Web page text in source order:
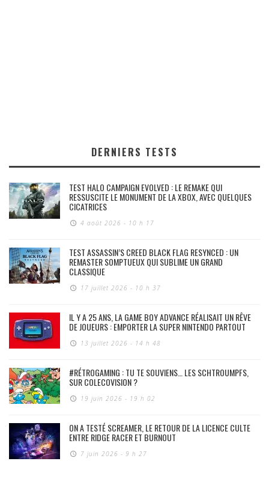
DERNIERS TESTS
TEST HALO CAMPAIGN EVOLVED : LE REMAKE QUI
RESSUSCITE LE MONUMENT DE LA XBOX, AVEC QUELQUES
CICATRICES
4 août 2026 - 10 h 17
TEST ASSASSIN’S CREED BLACK FLAG RESYNCED : UN
REMASTER SOMPTUEUX QUI SUBLIME UN GRAND
CLASSIQUE
17 juillet 2026 - 10 h 37
IL Y A 25 ANS, LA GAME BOY ADVANCE RÉALISAIT UN RÊVE
DE JOUEURS : EMPORTER LA SUPER NINTENDO PARTOUT
13 juillet 2026 - 14 h 48
#RÉTROGAMING : TU TE SOUVIENS… LES SCHTROUMPFS,
SUR COLECOVISION ?
19 juin 2026 - 19 h 02
ON A TESTÉ SCREAMER, LE RETOUR DE LA LICENCE CULTE
ENTRE RIDGE RACER ET BURNOUT
7 juin 2026 - 9 h 27